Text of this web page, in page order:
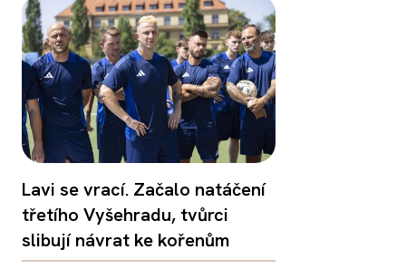
Lavi se vrací. Začalo natáčení
třetího Vyšehradu, tvůrci
slibují návrat ke kořenům